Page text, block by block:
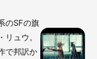
のSFの旗
ュウ。
で邦訳か